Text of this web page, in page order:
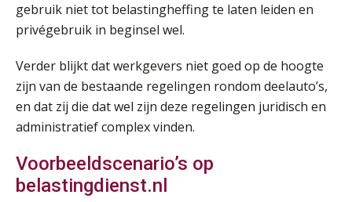
gebruik niet tot belastingheffing te laten leiden en
privégebruik in beginsel wel.
Verder blijkt dat werkgevers niet goed op de hoogte
zijn van de bestaande regelingen rondom deelauto’s,
en dat zij die dat wel zijn deze regelingen juridisch en
administratief complex vinden.
Voorbeeldscenario’s op
belastingdienst.nl